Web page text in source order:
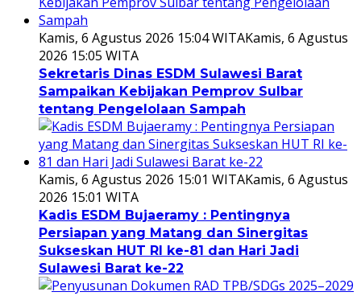
Kamis, 6 Agustus 2026 15:04 WITAKamis, 6 Agustus
2026 15:05 WITA
Sekretaris Dinas ESDM Sulawesi Barat
Sampaikan Kebijakan Pemprov Sulbar
tentang Pengelolaan Sampah
Kamis, 6 Agustus 2026 15:01 WITAKamis, 6 Agustus
2026 15:01 WITA
Kadis ESDM Bujaeramy : Pentingnya
Persiapan yang Matang dan Sinergitas
Sukseskan HUT RI ke-81 dan Hari Jadi
Sulawesi Barat ke-22